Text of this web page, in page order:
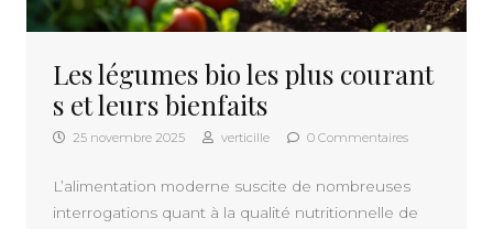
Les légumes bio les plus courant
s et leurs bienfaits
25 novembre 2025 verticille 0 Commentaires
L’alimentation moderne suscite de nombreuses
interrogations quant à la qualité nutritionnelle de